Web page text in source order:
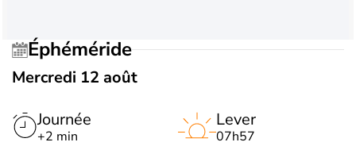
Éphéméride
Mercredi 12 août
Journée
+2 min
Lever
07h57